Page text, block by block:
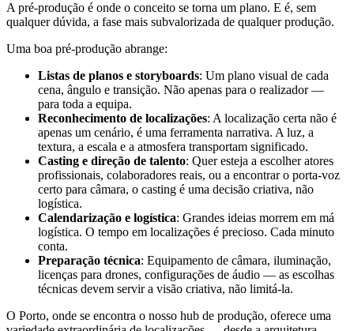
A pré-produção é onde o conceito se torna um plano. E é, sem
qualquer dúvida, a fase mais subvalorizada de qualquer produção.
Uma boa pré-produção abrange:
Listas de planos e storyboards: Um plano visual de cada
cena, ângulo e transição. Não apenas para o realizador —
para toda a equipa.
Reconhecimento de localizações: A localização certa não é
apenas um cenário, é uma ferramenta narrativa. A luz, a
textura, a escala e a atmosfera transportam significado.
Casting e direção de talento: Quer esteja a escolher atores
profissionais, colaboradores reais, ou a encontrar o porta-voz
certo para câmara, o casting é uma decisão criativa, não
logística.
Calendarização e logística: Grandes ideias morrem em má
logística. O tempo em localizações é precioso. Cada minuto
conta.
Preparação técnica: Equipamento de câmara, iluminação,
licenças para drones, configurações de áudio — as escolhas
técnicas devem servir a visão criativa, não limitá-la.
O Porto, onde se encontra o nosso hub de produção, oferece uma